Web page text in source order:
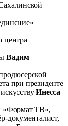
центра
Вадим
при президенте
Инесса
«Формат ТВ»,
документалист,